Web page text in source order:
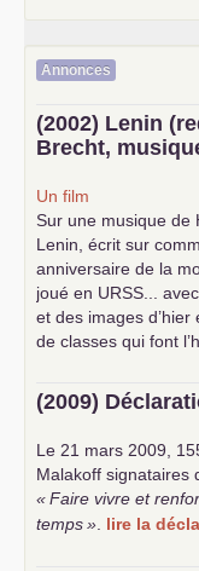
Annonces
(2002) Lenin
Brecht,
Un film
Sur une musique de
Lenin, écrit sur
anniversaire de la
joué en URSS ...
et des images d’hier
de classes qui font
(2009)
Le 21 mars 2009,
Malakoff signataires
«Faire vivre et
temps» lire la